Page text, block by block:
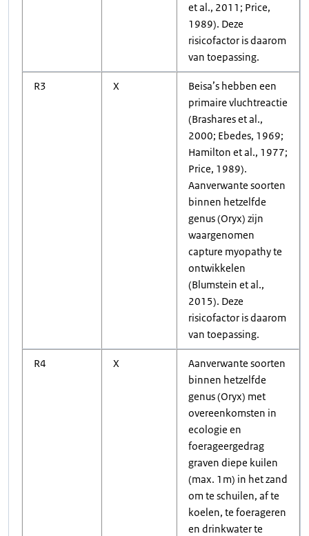
et al., 2011; Price,
1989). Deze
risicofactor is daarom
van toepassing.
R3 X
Beisa’s hebben een
primaire vluchtreactie
(Brashares et al.,
2000; Ebedes, 1969;
Hamilton et al., 1977;
Price, 1989).
Aanverwante soorten
binnen hetzelfde
genus (Oryx) zijn
waargenomen
capture myopathy te
ontwikkelen
(Blumstein et al.,
2015). Deze
risicofactor is daarom
van toepassing.
R4 X
Aanverwante soorten
binnen hetzelfde
genus (Oryx) met
overeenkomsten in
ecologie en
foerageergedrag
graven diepe kuilen
(max. 1m) in het zand
om te schuilen, af te
koelen, te foerageren
en drinkwater te